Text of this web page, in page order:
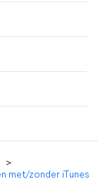
>
met/zonder iTunes